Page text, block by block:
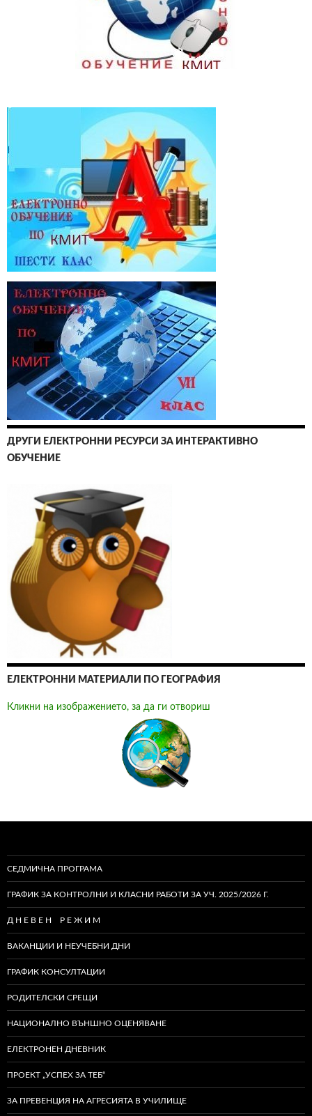
ДРУГИ ЕЛЕКТРОННИ РЕСУРСИ ЗА ИНТЕРАКТИВНО
ОБУЧЕНИЕ
ЕЛЕКТРОННИ МАТЕРИАЛИ ПО ГЕОГРАФИЯ
Кликни на изображението, за да ги отвориш
СЕДМИЧНА ПРОГРАМА
ГРАФИК ЗА КОНТРОЛНИ И КЛАСНИ РАБОТИ ЗА УЧ. 2025/2026 Г.
Д Н Е В Е Н Р Е Ж И М
ВАКАНЦИИ И НЕУЧЕБНИ ДНИ
ГРАФИК КОНСУЛТАЦИИ
РОДИТЕЛСКИ СРЕЩИ
НАЦИОНАЛНО ВЪНШНО ОЦЕНЯВАНЕ
ЕЛЕКТРОНЕН ДНЕВНИК
ПРОЕКТ „УСПЕХ ЗА ТЕБ“
ЗА ПРЕВЕНЦИЯ НА АГРЕСИЯТА В УЧИЛИЩЕ